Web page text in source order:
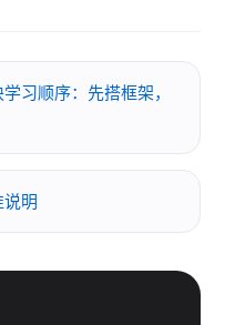
习顺序：先搭框架，
明